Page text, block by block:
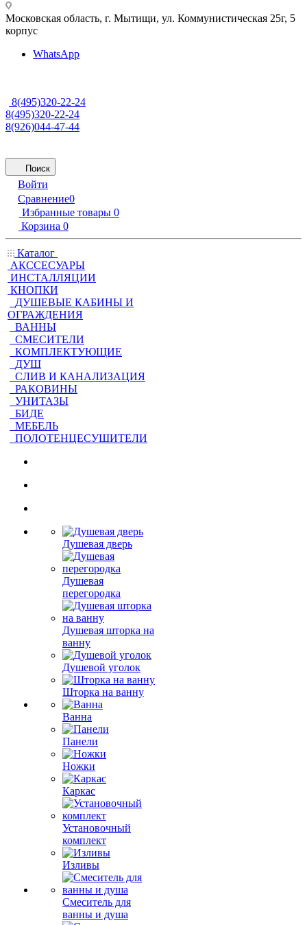
Московская область, г. Мытищи, ул. Коммунистическая 25г, 5
корпус
WhatsApp
8(495)320-22-24
8(495)320-22-24
8(926)044-47-44
Поиск
Войти
Сравнение0
Избранные товары 0
Корзина 0
Каталог
АКССЕСУАРЫ
ИНСТАЛЛЯЦИИ
КНОПКИ
ДУШЕВЫЕ КАБИНЫ И
ОГРАЖДЕНИЯ
ВАННЫ
СМЕСИТЕЛИ
КОМПЛЕКТУЮЩИЕ
ДУШ
СЛИВ И КАНАЛИЗАЦИЯ
РАКОВИНЫ
УНИТАЗЫ
БИДЕ
МЕБЕЛЬ
ПОЛОТЕНЦЕСУШИТЕЛИ
Душевая дверь
Душевая
перегородка
Душевая шторка на
ванну
Душевой уголок
Шторка на ванну
Ванна
Панели
Ножки
Каркас
Установочный
комплект
Изливы
Смеситель для
ванны и душа